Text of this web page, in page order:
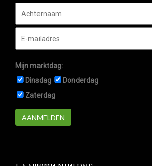
Mijn marktdag:
Dinsdag
Donderdag
Zaterdag
AANMELDEN